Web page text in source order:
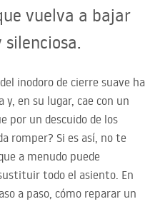
vuelva a bajar
inodoro de cierre suave ha
y, en su lugar, cae con un
por un descuido de los
romper? Si es así, no te
a menudo puede
todo el asiento. En
a paso, cómo reparar un